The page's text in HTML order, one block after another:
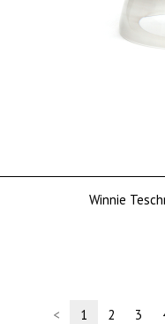
Winnie
< 1(current)
2 3